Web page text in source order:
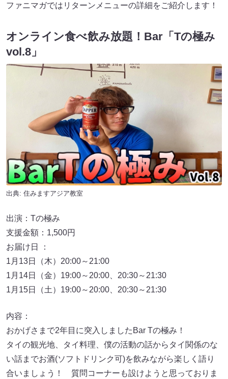
ファニマガではリターンメニューの詳細をご紹介します！
オンライン食べ飲み放題！Bar「Tの極み
vol.8」
出典: 住みますアジア教室
出演：Tの極み
支援金額：1,500円
お届け日 ：
1月13日（木）20:00～21:00
1月14日（金）19:00～20:00、20:30～21:30
1月15日（土）19:00～20:00、20:30～21:30
内容：
おかげさまで2年目に突入しましたBar Tの極み！
タイの観光地、タイ料理、僕の活動の話からタイ関係のな
い話までお酒(ソフトドリンク可)を飲みながら楽しく語り
合いましょう！ 質問コーナーも設けようと思っておりま